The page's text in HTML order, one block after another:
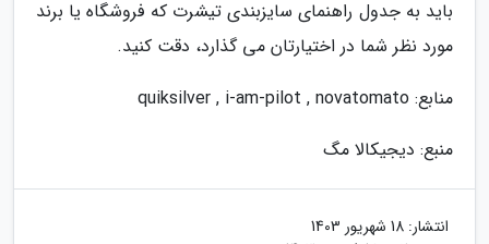
باید به جدول راهنمای سایزبندی تیشرت که فروشگاه یا برند
مورد نظر شما در اختیارتان می گذارد، دقت کنید.
منابع: quiksilver , i-am-pilot , novatomato
منبع: دیجیکالا مگ
انتشار: 18 شهریور 1403